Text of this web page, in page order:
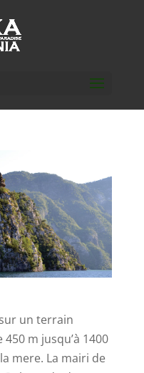
un terrain
m jusqu’à 1400
mere. La mairi de